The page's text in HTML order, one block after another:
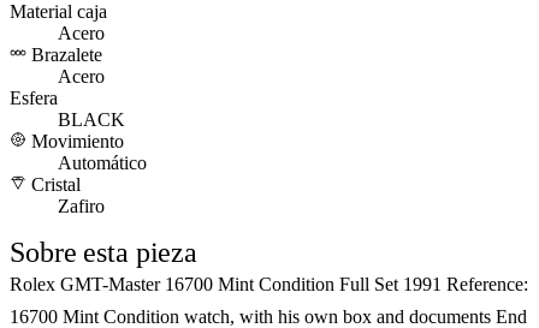
Material caja
Acero
Brazalete
Acero
Esfera
BLACK
Movimiento
Automático
Cristal
Zafiro
Sobre esta pieza
Rolex GMT-Master 16700 Mint Condition Full Set 1991 Reference:
16700 Mint Condition watch, with his own box and documents End